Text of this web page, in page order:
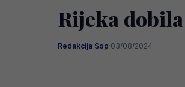
Rijeka
Redakcija Sop·03/08/2024